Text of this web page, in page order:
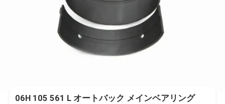
06H 105 561 L オートバック メインベアリング